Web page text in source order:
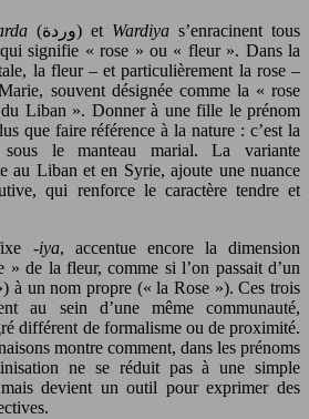
(وردة) et Wardiya s’enracinent tous
signifie « rose » ou « fleur ». Dans la
la fleur – et particulièrement la rose –
souvent désignée comme la « rose
Liban ». Donner à une fille le prénom
que faire référence à la nature : c’est la
sous le manteau marial. La variante
au Liban et en Syrie, ajoute une nuance
qui renforce le caractère tendre et
-iya, accentue encore la dimension
» de la fleur, comme si l’on passait d’un
à un nom propre (« la Rose »). Ces trois
au sein d’une même communauté,
différent de formalisme ou de proximité.
montre comment, dans les prénoms
ne se réduit pas à une simple
devient un outil pour exprimer des